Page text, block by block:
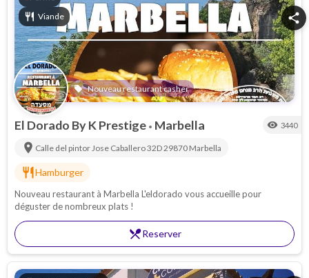
restaurant Viande
local_offer Nouveau restaurant casher
share
El Dorado By K Prestige • Marbella visibility 3440
location_on Calle del pintor Jose Caballero 32D 29870 Marbella
restaurant Hamburger
Nouveau restaurant à Marbella L'eldorado vous accueille pour
déguster de nombreux plats !
restaurant_menuReserver